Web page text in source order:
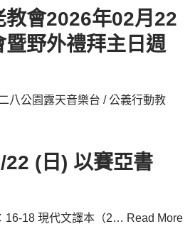
教會2026年02月22
暨野外禮拜主日週
八公園露天音樂台 / 公義行動教
(日) 以賽亞書
16-18 現代文譯本（2… Read More